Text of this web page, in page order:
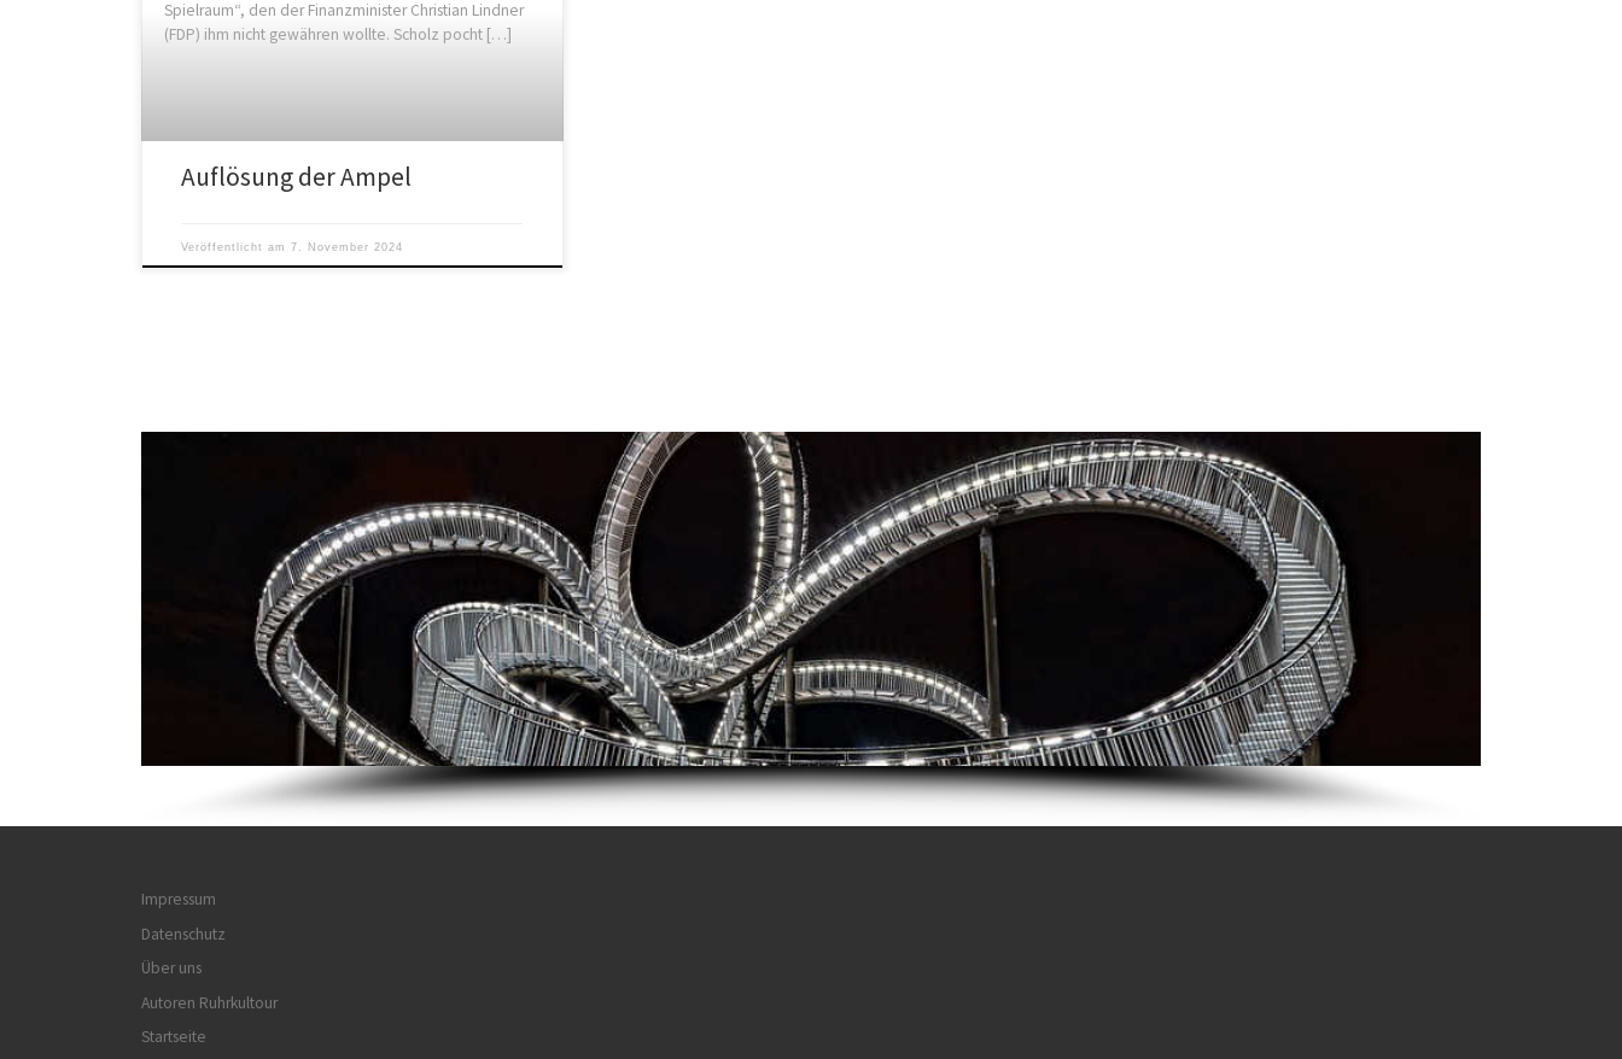
Spielraum“, den der Finanzminister Christian Lindner
(FDP) ihm nicht gewähren wollte. Scholz pocht […]
Auflösung der Ampel
Veröffentlicht am7. November 2024
Impressum
Datenschutz
Über uns
Autoren Ruhrkultour
Startseite